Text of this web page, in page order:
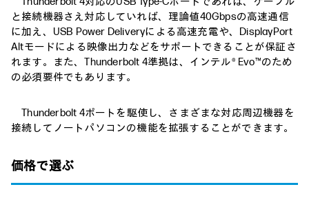
と接続機器さえ対応していれば、理論値40Gbpsの高速通信
に加え、USB Power Deliveryによる高速充電や、DisplayPort
Altモードによる映像出力などをサポートできることが保証さ
れます。また、Thunderbolt 4準拠は、インテル® Evo™のため
の必須要件でもあります。
Thunderbolt 4ポートを駆使し、さまざまな対応周辺機器を
接続してノートパソコンの機能を拡張することができます。
価格で選ぶ